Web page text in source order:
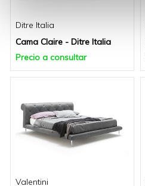
Ditre Italia
Cama Claire - Ditre Italia
Precio a consultar
Valentini